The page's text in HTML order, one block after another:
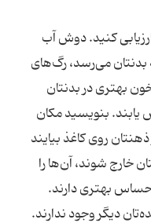
کنید. دوش آب
بدنتان می‌رسد، رگ‌های
بهتری در بدنتان
بنویسید مکان
روی کاغذ بیایند
خارج شوند، آن‌ها را
احساس بهتری دارند.
دیگر وجود ندارند.